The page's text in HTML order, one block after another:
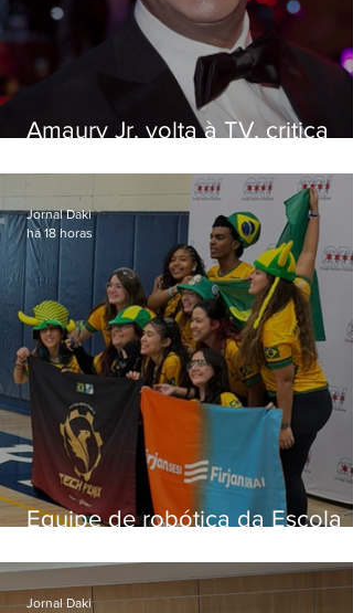
Amaury Jr. volta à TV, critica
viraram colunistas de si
Equipe de robótica da Escola
prêmio internacional nos EUA
Jornal Daki
há 18 horas
Jornal Daki